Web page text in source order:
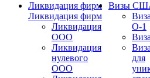
Ликвидация фирм
Ликвидация фирм
Ликвидация
ООО
Ликвидация
нулевого
ООО
Визы
О-1
для